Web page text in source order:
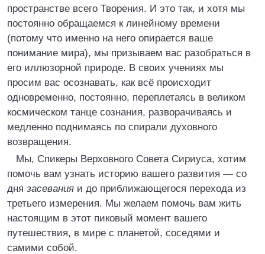
пространстве всего Творения. И это так, и хотя мы
постоянно обращаемся к линейному времени
(потому что именно на него опирается ваше
понимание мира), мы призываем вас разобраться в
его иллюзорной природе. В своих учениях мы
просим вас осознавать, как всё происходит
одновременно, постоянно, переплетаясь в великом
космическом танце сознания, разворачиваясь и
медленно поднимаясь по спирали духовного
возвращения.
Мы, Спикеры Верховного Совета Сириуса, хотим
помочь вам узнать историю вашего развития — со
дня засевания и до приближающегося перехода из
третьего измерения. Мы желаем помочь вам жить
настоящим в этот пиковый момент вашего
путешествия, в мире с планетой, соседями и
самими собой.